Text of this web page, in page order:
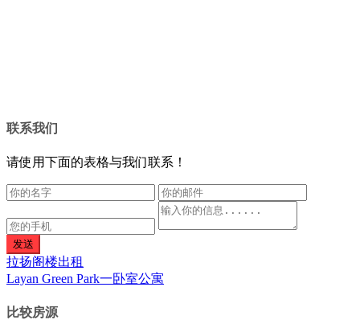
联系我们
请使用下面的表格与我们联系！
发送
拉扬阁楼出租
Layan Green Park一卧室公寓
比较房源